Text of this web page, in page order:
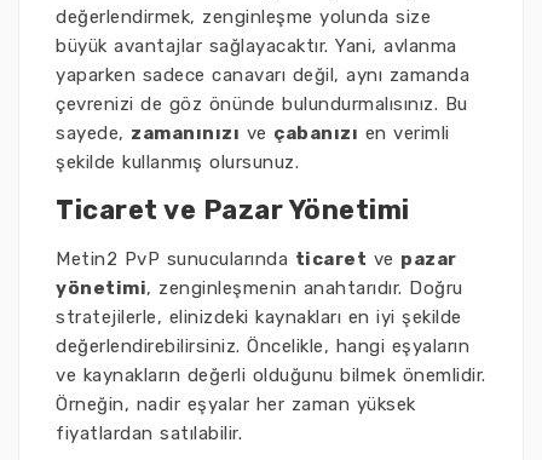
değerlendirmek, zenginleşme yolunda size
büyük avantajlar sağlayacaktır. Yani, avlanma
yaparken sadece canavarı değil, aynı zamanda
çevrenizi de göz önünde bulundurmalısınız. Bu
sayede, zamanınızı ve çabanızı en verimli
şekilde kullanmış olursunuz.
Ticaret ve Pazar Yönetimi
Metin2 PvP sunucularında ticaret ve pazar
yönetimi, zenginleşmenin anahtarıdır. Doğru
stratejilerle, elinizdeki kaynakları en iyi şekilde
değerlendirebilirsiniz. Öncelikle, hangi eşyaların
ve kaynakların değerli olduğunu bilmek önemlidir.
Örneğin, nadir eşyalar her zaman yüksek
fiyatlardan satılabilir.